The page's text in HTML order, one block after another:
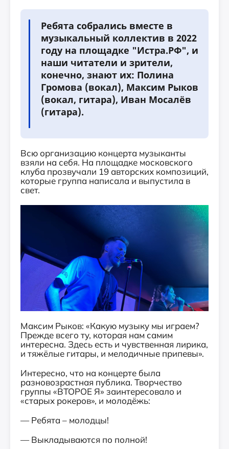
Ребята собрались вместе в
музыкальный коллектив в 2022
году на площадке "Истра.РФ", и
наши читатели и зрители,
конечно, знают их: Полина
Громова (вокал), Максим Рыков
(вокал, гитара), Иван Мосалёв
(гитара).
Всю организацию концерта музыканты
взяли на себя. На площадке московского
клуба прозвучали 19 авторских композиций,
которые группа написала и выпустила в
свет.
Максим Рыков: «Какую музыку мы играем?
Прежде всего ту, которая нам самим
интересна. Здесь есть и чувственная лирика,
и тяжёлые гитары, и мелодичные припевы».
Интересно, что на концерте была
разновозрастная публика. Творчество
группы «ВТОРОЕ Я» заинтересовало и
«старых рокеров», и молодёжь:
— Ребята – молодцы!
— Выкладываются по полной!